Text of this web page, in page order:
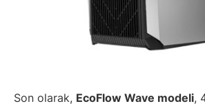
Son olarak, EcoFlow Wave modeli,